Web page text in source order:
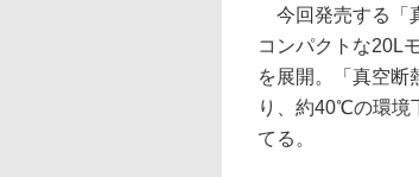
今回発売する「
コンパクトな20L
を展開。「真空断
り、約40℃の環境
てる。